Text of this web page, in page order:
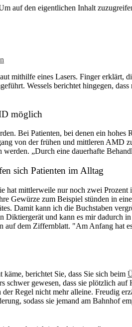
auf den eigentlichen Inhalt
mithilfe eines Lasers. Finger erklärt,
Wessels berichtet hingegen,
möglich
Bei Patienten, bei denen ein
von der frühen und mittleren AMD
„Durch eine dauerhafte
sich Patienten im Alltag
hat mittlerweile nur noch zwei
Gewürze zum Beispiel stünden in
Damit kann ich die Buchstaben
Diktiergerät und kann es mir
auf dem Ziffernblatt. "Am Anfang hat
berichtet Sie, dass Sie sich beim
schwer gewesen, dass sie plötzlich
Regel nicht mehr alleine. Freudig
sodass sie jemand am Bahnhof